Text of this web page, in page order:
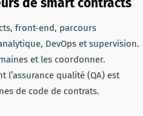
front-end, parcours
DevOps et supervision.
et les coordonner.
qualité (QA) est
de code de contrats.